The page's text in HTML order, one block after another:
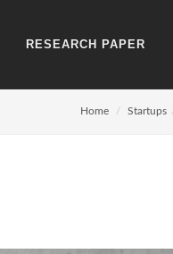
RESEARCH PAPER
Home Startups